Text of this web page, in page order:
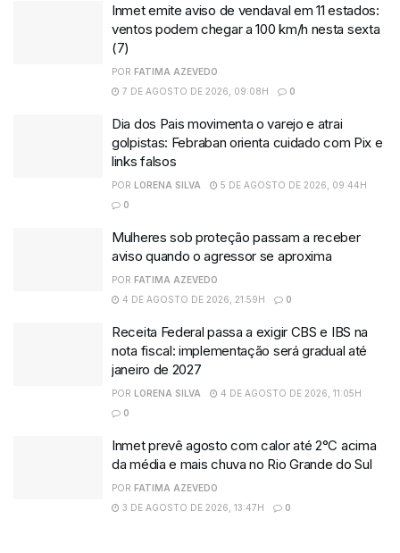
Inmet emite aviso de vendaval em 11 estados:
ventos podem chegar a 100 km/h nesta sexta
(7)
POR FATIMA AZEVEDO
7 DE AGOSTO DE 2026, 09:08H
0
Dia dos Pais movimenta o varejo e atrai
golpistas: Febraban orienta cuidado com Pix e
links falsos
POR LORENA SILVA
5 DE AGOSTO DE 2026, 09:44H
0
Mulheres sob proteção passam a receber
aviso quando o agressor se aproxima
POR FATIMA AZEVEDO
4 DE AGOSTO DE 2026, 21:59H
0
Receita Federal passa a exigir CBS e IBS na
nota fiscal: implementação será gradual até
janeiro de 2027
POR LORENA SILVA
4 DE AGOSTO DE 2026, 11:05H
0
Inmet prevê agosto com calor até 2°C acima
da média e mais chuva no Rio Grande do Sul
POR FATIMA AZEVEDO
3 DE AGOSTO DE 2026, 13:47H
0